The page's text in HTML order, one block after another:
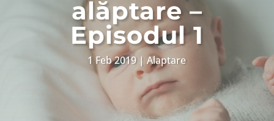
alăptare –
Episodul 1
1 Feb 2019 Alaptare